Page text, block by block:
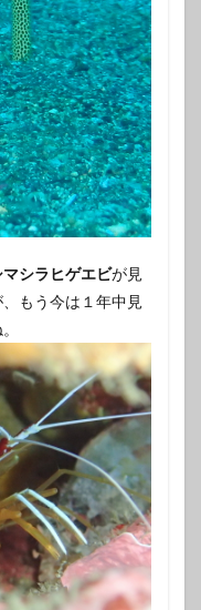
シラヒゲエビが見
もう今は１年中見